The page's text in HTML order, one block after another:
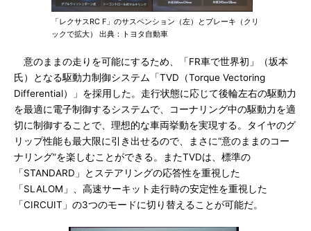
「レクサスRC F」のサスペンション（左）とブレーキ（クリ
ックで拡大） 出典：トヨタ自動車
意のままの走りを可能にするため、「FR車で世界初」（坂本
氏）となる駆動力制御システム「TVD（Torque Vectoring
Differential）」を採用した。走行状態に応じて後輪左右の駆動力
を最適に電子制御するシステムで、コーナリング中の駆動力を適
切に制御することで、理想的な車両挙動を実現する。タイヤのグ
リップ性能も最大限に引き出せるので、まさに“意のままのコー
ナリング”を楽しむことができる。またTVDは、標準の
「STANDARD」とステアリングの応答性を重視した
「SLALOM」、高速サーキット走行時の安定性を重視した
「CIRCUIT」の3つのモードに切り替えることが可能だ。